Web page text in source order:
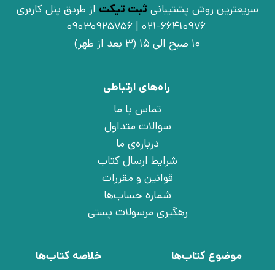
سریعترین روش پشتیبانی ثبت تیکت از طریق پنل کاربری
021-66410976 | 09030925756
10 صبح الی 15 (3 بعد از ظهر)
راه‌های ارتباطی
تماس با ما
سوالات متداول
درباره‌ی ما
شرایط ارسال کتاب
قوانین و مقررات
شماره حساب‌ها
رهگیری مرسولات پستی
موضوع کتاب‌ها
خلاصه کتاب‌ها